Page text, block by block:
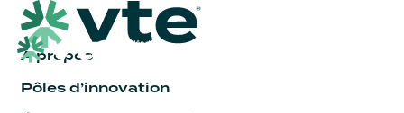
À propos
Pôles d’innovation